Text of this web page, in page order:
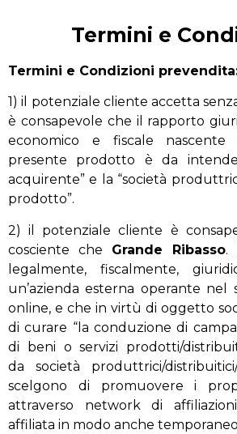
Termini e
Termini e Condizioni
1) il potenziale cliente accetta
è consapevole che il rapporto
economico e fiscale nascente
presente prodotto è da
acquirente” e la “società
prodotto”.
2) il potenziale cliente è
cosciente che Grande Ribasso.
legalmente, fiscalmente,
un’azienda esterna operante nel
online, e che in virtù di oggetto
di curare “la conduzione di
di beni o servizi prodotti/
da società produttrici/
scelgono di promuovere i
attraverso network di
affiliata in modo anche temporaneo